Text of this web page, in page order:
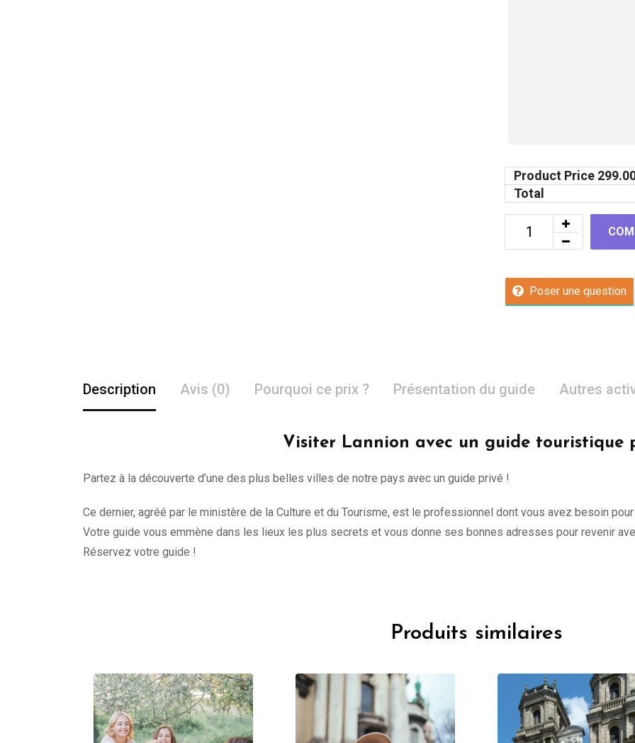
Product Price
Total
Poser une question
Description Avis (0) Pourquoi ce prix ? Présentation du guide Autres
Visiter Lannion avec un guide touristique
Partez à la découverte d’une des plus belles villes de notre pays avec un guide privé !
Ce dernier, agréé par le ministère de la Culture et du Tourisme, est le professionnel dont vous avez besoin
Votre guide vous emmène dans les lieux les plus secrets et vous donne ses bonnes adresses pour revenir
Réservez votre guide !
Produits similaires